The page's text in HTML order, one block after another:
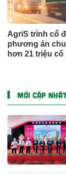
AgriS trình cổ
phương án
hơn 21 triệu
MỚI CẬP